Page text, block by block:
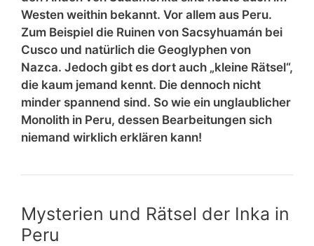
Westen weithin bekannt. Vor allem aus Peru.
Zum Beispiel die Ruinen von Sacsyhuamán bei
Cusco und natürlich die Geoglyphen von
Nazca. Jedoch gibt es dort auch „kleine Rätsel“,
die kaum jemand kennt. Die dennoch nicht
minder spannend sind. So wie ein unglaublicher
Monolith in Peru, dessen Bearbeitungen sich
niemand wirklich erklären kann!
Mysterien und Rätsel der Inka in
Peru